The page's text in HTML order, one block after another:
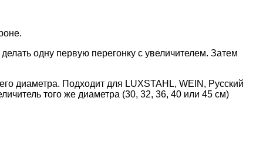
одну первую перегонку с увеличителем. Затем
диаметра. Подходит для LUXSTAHL, WEIN, Русский
того же диаметра (30, 32, 36, 40 или 45 см)